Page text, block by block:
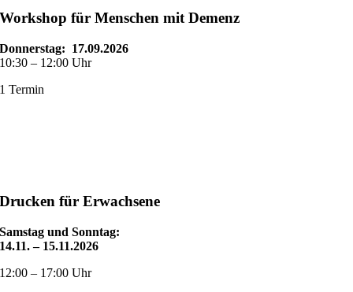
Workshop für Menschen mit Demenz
Donnerstag: 17.09.2026
10:30 – 12:00 Uhr
1 Termin
Drucken für Erwachsene
Samstag und Sonntag:
14.11. – 15.11.2026
12:00 – 17:00 Uhr